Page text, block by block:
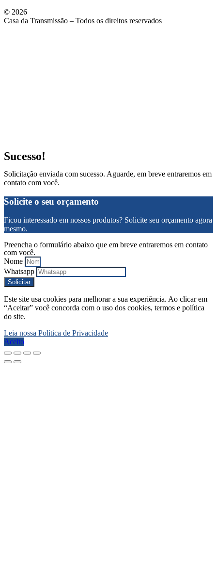
© 2026
Casa da Transmissão – Todos os direitos reservados
Sucesso!
Solicitação enviada com sucesso. Aguarde, em breve entraremos em
contato com você.
Solicite o seu orçamento
Ficou interessado em nossos produtos? Solicite seu orçamento agora
mesmo.
Preencha o formulário abaixo que em breve entraremos em contato
com você.
Nome
Whatsapp
Solicitar
Este site usa cookies para melhorar a sua experiência. Ao clicar em
“Aceitar” você concorda com o uso dos cookies, termos e política
do site.
Leia nossa Política de Privacidade
Aceito